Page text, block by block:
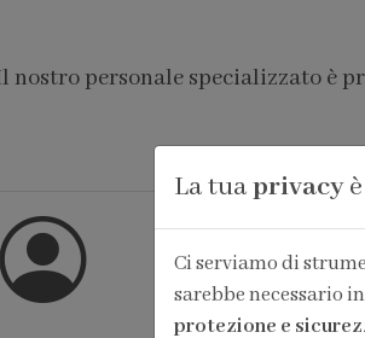
nostro personale specializzato è
La tuaprivacy
Ci serviamo di
sarebbe necessario
protezione e